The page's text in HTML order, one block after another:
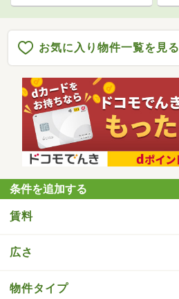
お気に入り物件一覧を見る
条件を追加する
賃料
広さ
物件タイプ